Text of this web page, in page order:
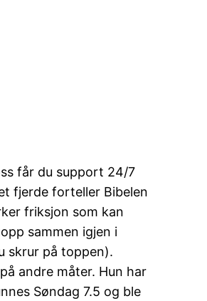
får du support 24/7
fjerde forteller Bibelen
friksjon som kan
sammen igjen i
skrur på toppen).
andre måter. Hun har
Søndag 7.5 og ble